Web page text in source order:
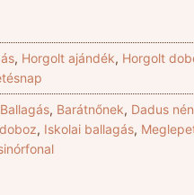
, Horgolt ajándék, Horgolt
Ballagás, Barátnőnek, Dadus
, Iskolai ballagás,